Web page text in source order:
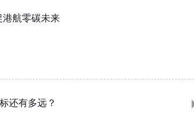
港航零碳未来
还有多远？